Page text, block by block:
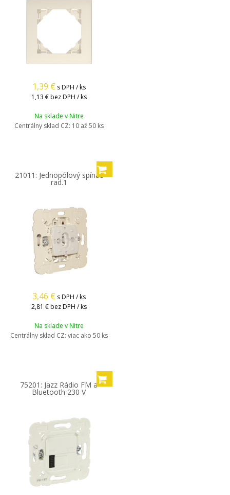
1,39 € s DPH / ks
1,13 € bez DPH / ks
Na sklade v Nitre
Centrálny sklad CZ: 10 až 50 ks
21011: Jednopólový spínač
rad.1
3,46 € s DPH / ks
2,81 € bez DPH / ks
Na sklade v Nitre
Centrálny sklad CZ: viac ako 50 ks
75201: Jazz Rádio FM a
Bluetooth 230 V